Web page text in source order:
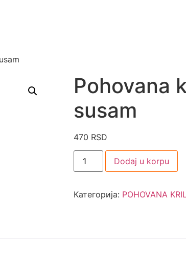
Pohovana
susam
470 RSD
Dodaj u korpu
Категорија: POHOVANA